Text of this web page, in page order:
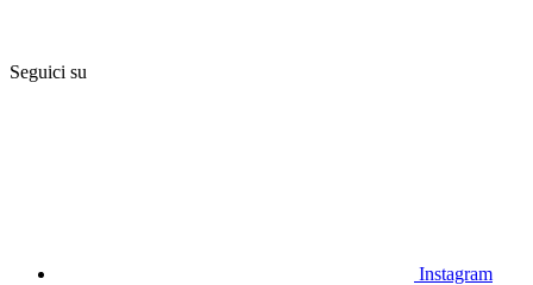
Seguici su
Instagram